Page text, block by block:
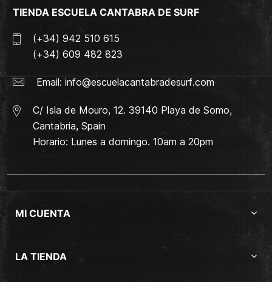
TIENDA ESCUELA CANTABRA DE SURF
(+34) 942 510 615
(+34) 609 482 823
Email: info@escuelacantabradesurf.com
C/ Isla de Mouro, 12. 39140 Playa de Somo,
Cantabria, Spain
Horario: Lunes a domingo. 10am a 20pm
MI CUENTA
LA TIENDA